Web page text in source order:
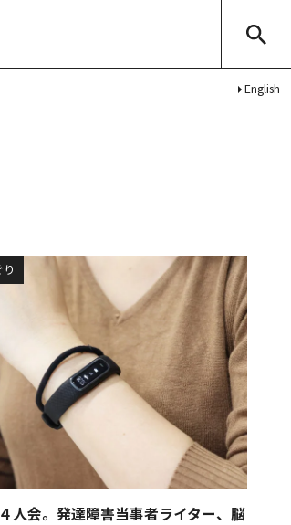
English
人会。発達障害当事者ライター、脳